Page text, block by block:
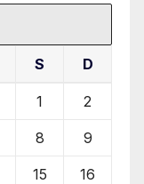
S D
1 2
8 9
15 16